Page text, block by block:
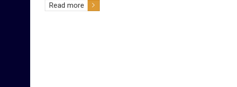
Read more